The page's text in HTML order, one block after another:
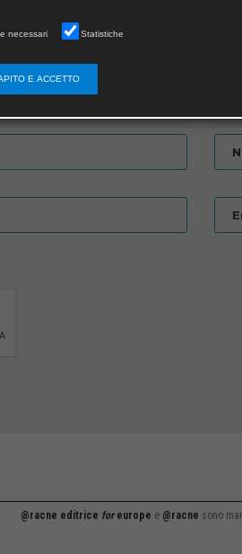
@racne editrice foreurope e @racne sono
necessari Statistiche
E ACCETTO